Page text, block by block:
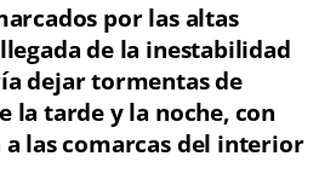
por las altas
de la inestabilidad
dejar tormentas de
la tarde y la noche, con
las comarcas del interior